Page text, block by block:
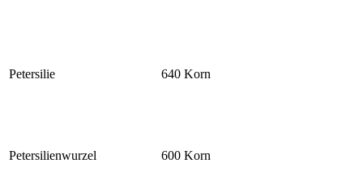
Petersilie 640 Korn
Petersilienwurzel 600 Korn